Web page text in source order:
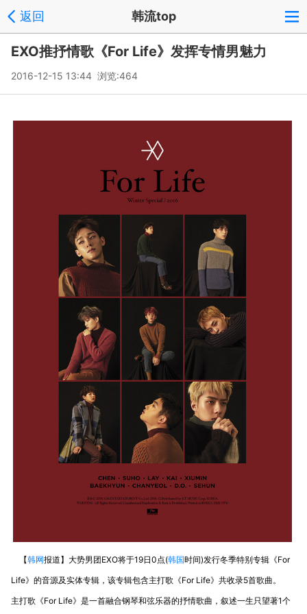
返回 韩流top
EXO推抒情歌《For Life》发挥专情男魅力
2016-12-15 13:44 浏览:464
【韩网报道】大势男团EXO将于19日0点(韩国时间)发行冬季特别专辑《For
Life》的音源及实体专辑，该专辑包含主打歌《For Life》共收录5首歌曲。
主打歌《For Life》是一首融合钢琴和弦乐器的抒情歌曲，叙述一生只望著1个